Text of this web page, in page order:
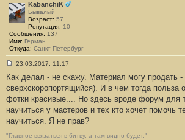
KabanchiK
Бывалый
Возраст: 57
Репутация: 10
Сообщения: 137
Имя: Герман
Откуда: Санкт-Петербург
о
б
щ
н
и
е
#
23.03.2017, 11:17
Как делал - не скажу. Материал могу продать
сверхскоропортящийся). И в чем тогда польза
фотки красивые.... Но здесь вроде форум для
научиться у мастеров и тех кто хочет помочь
научиться. Я не прав?
"Главное ввязаться в битву, а там видно будет."